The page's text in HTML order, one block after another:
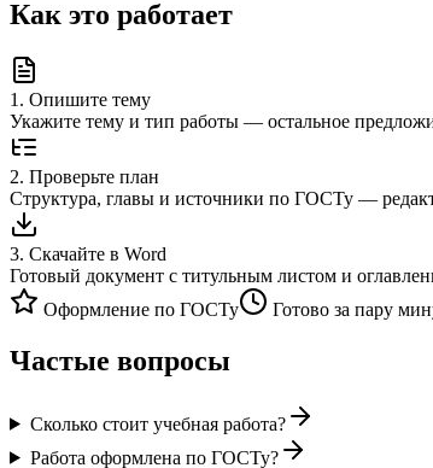
Как это работает
1 . Опишите тему
Укажите тему и тип работы — остальное
2. Проверьте план
Структура, главы и источники по ГОСТу —
3. Скачайте в Word
Готовый документ с титульным листом и
Оформление по ГОСТу
Готово за пару
Частые вопросы
Сколько стоит учебная работа?
Работа оформлена по ГОСТу?